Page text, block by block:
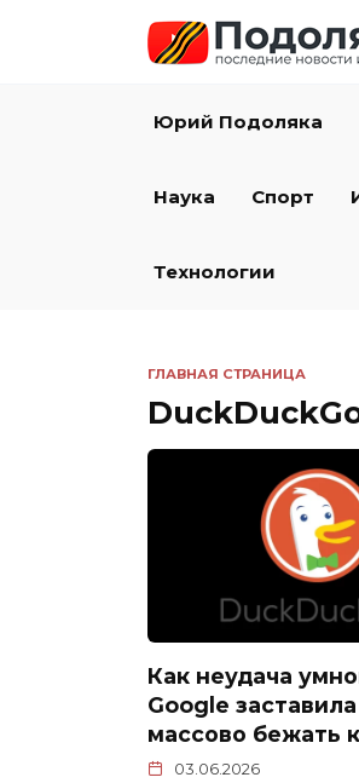
Юрий Подоляка
Наука Спорт
Технологии
ГЛАВНАЯ СТРАНИЦА
Как неудача
Google
массово бежать
03.06.2026